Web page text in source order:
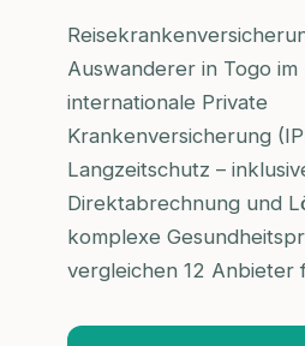
Auswanderer in Togo im
internationale Private
Krankenversicherung
Langzeitschutz –
Direktabrechnung und
komplexe
vergleichen 12 Anbieter